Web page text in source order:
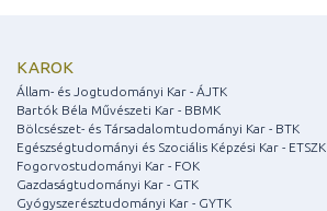
KAROK
Állam- és Jogtudományi Kar - ÁJTK
Bartók Béla Művészeti Kar - BBMK
Bölcsészet- és Társadalomtudományi Kar - BTK
Egészségtudományi és Szociális Képzési Kar - ETSZK
Fogorvostudományi Kar - FOK
Gazdaságtudományi Kar - GTK
Gyógyszerésztudományi Kar - GYTK